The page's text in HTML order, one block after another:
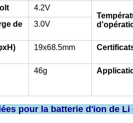
4.2V
de
3.0V
19x68.5mm
46g
pour la batterie d'ion de